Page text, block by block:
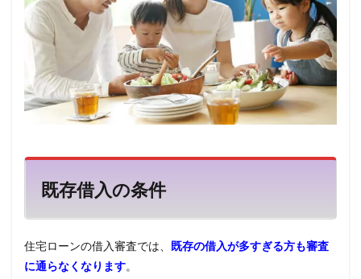
既存借入の条件
住宅ローンの借入審査では、 既存の借入が多すぎる方も審査
に通らなくなります。